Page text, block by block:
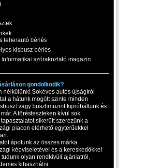
teherautó bérlés
kisbusz bérlés
Informatikai szórakoztató magazin
gondolkodik?
nélkülünk! Sokéves autós újságírói
a hátunk mögött szinte minden
vagy buszlimuzint kipróbáltunk és
A törésteszteken kívül sok
sikerült szerezünk a
piacon elérhető egyterűekkel
ápolunk az összes márka
képviseletével és a kereskedőkkel
tudunk olyan rendkívüli ajánlatról,
kihasználni.